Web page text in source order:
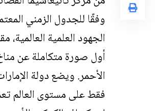
وفقًا للجدول الزمني
الجهود العلمية العالمية،
أول صورة متكاملة عن
فقط على مستوى العالم